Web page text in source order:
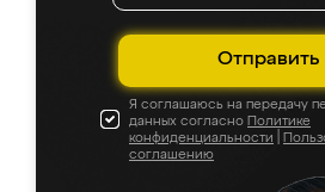
Отправить
Я соглашаюсь на передачу
данных согласно Политике
конфиденциальности
соглашению